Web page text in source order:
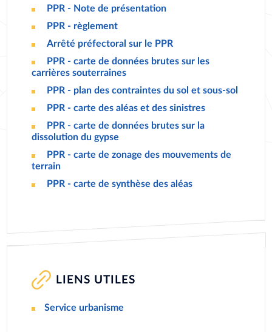
DOCUMENT
PPR - Note de présentation
DOCUMENT
PPR - règlement
DOCUMENT
Arrêté préfectoral sur le PPR
DOCUMENT
PPR - carte de données brutes sur les
carrières souterraines
DOCUMENT
PPR - plan des contraintes du sol et sous-sol
DOCUMENT
PPR - carte des aléas et des sinistres
DOCUMENT
PPR - carte de données brutes sur la
dissolution du gypse
DOCUMENT
PPR - carte de zonage des mouvements de
terrain
DOCUMENT
PPR - carte de synthèse des aléas
LIENS UTILES
Service urbanisme